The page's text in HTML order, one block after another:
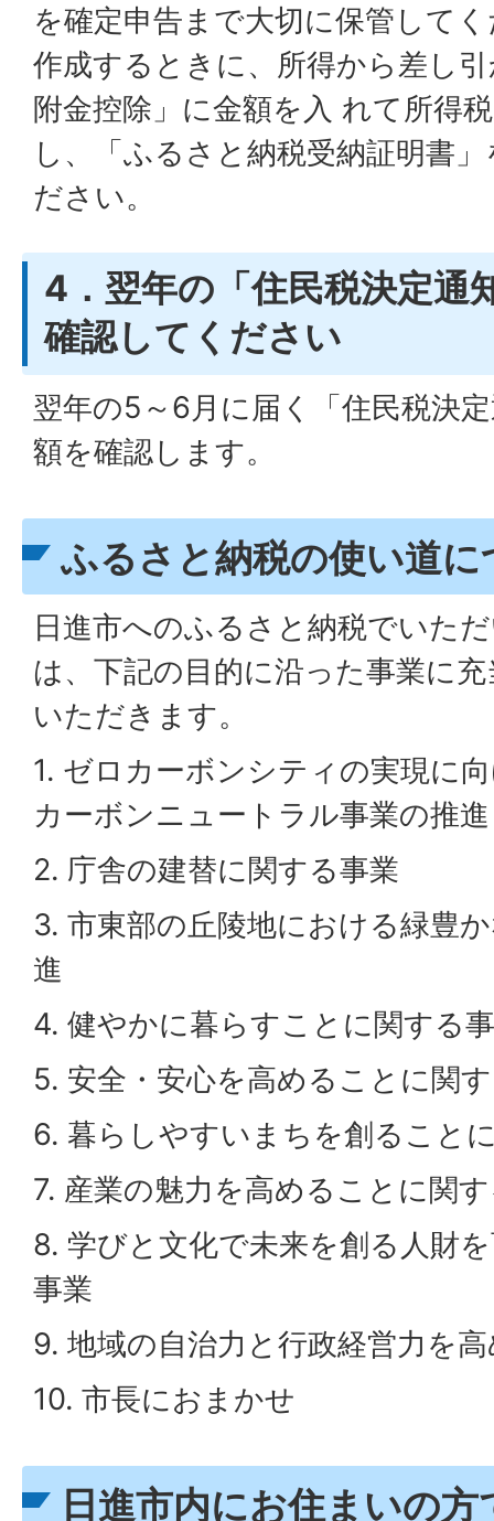
を確定申告まで大切に保管して
作成するときに、所得から差し
附金控除」に金額を入 れて所得
し、「ふるさと納税受納証明書
ださい。
4．翌年の「住民税決定通
確認してください
翌年の5～6月に届く「住民税決
額を確認します。
ふるさと納税の使い道に
日進市へのふるさと納税でいた
は、下記の目的に沿った事業に
いただきます。
1. ゼロカーボンシティの実現に
カーボンニュートラル事業の推進
2. 庁舎の建替に関する事業
3. 市東部の丘陵地における緑豊
進
4. 健やかに暮らすことに関する
5. 安全・安心を高めることに関
6. 暮らしやすいまちを創ること
7. 産業の魅力を高めることに関
8. 学びと文化で未来を創る人財
事業
9. 地域の自治力と行政経営力を
10. 市長におまかせ
日進市内にお住まいの